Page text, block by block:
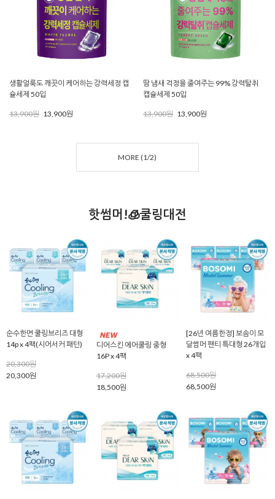
생활얼룩도 깨끗이 케어하는 강력세정 캡
슐세제 50입
13,900원 13,900원
땀 냄새 걱정을 줄여주는 99% 강력탈취
캡슐세제 50입
13,900원 13,900원
MORE (1/2)
핫썸머!🧊쿨링대전
순수한면 쿨링브리즈 대형
14p x 4팩(시어서커 패턴)
20,300원
20,300원
디어스킨 에어쿨링 중형
16P x 4팩
17,200원
18,500원
[26년 여름한정] 보솜이 모
달썸머 팬티 특대형 26개입
x 4팩
68,500원
68,500원